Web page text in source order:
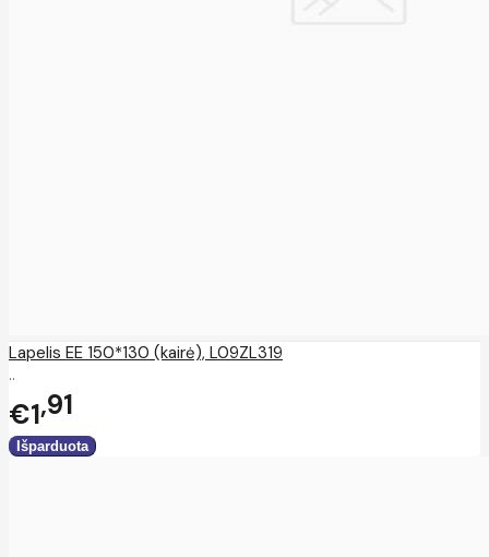
Lapelis EE 150*130 (kairė), L09ZL319
..
€1 91